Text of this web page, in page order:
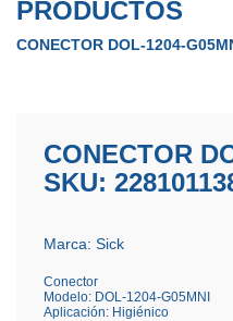
PRODUCTOS
CONECTOR DOL-1204-
CONECTOR
SKU:
Marca: Sick
Conector
Modelo: DOL-1204-G05MNI
Aplicación: Higiénico